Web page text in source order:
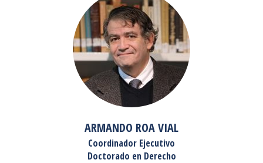
ARMANDO ROA VIAL
Coordinador Ejecutivo
Doctorado en Derecho